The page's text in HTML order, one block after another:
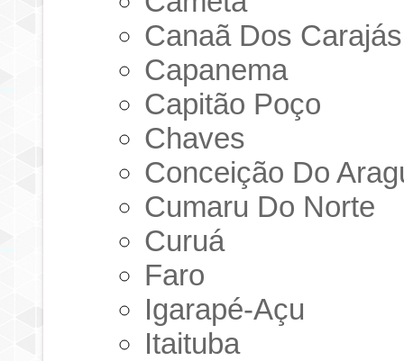
Canaã Dos Carajás
Capanema
Capitão Poço
Chaves
Conceição Do
Cumaru Do Norte
Curuá
Faro
Igarapé-Açu
Itaituba